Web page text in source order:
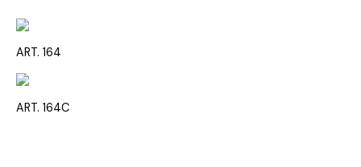
ART. 164
ART. 164C